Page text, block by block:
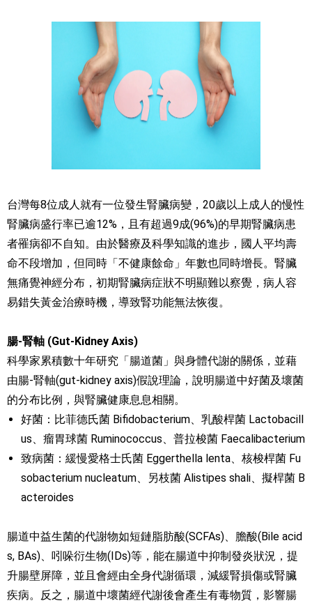
台灣每8位成人就有一位發生腎臟病變，20歲以上成人的慢性
腎臟病盛行率已逾12%，且有超過9成(96%)的早期腎臟病患
者罹病卻不自知。由於醫療及科學知識的進步，國人平均壽
命不段增加，但同時「不健康餘命」年數也同時增長。腎臟
無痛覺神經分布，初期腎臟病症狀不明顯難以察覺，病人容
易錯失黃金治療時機，導致腎功能無法恢復。
腸-腎軸 (Gut-Kidney Axis)
科學家累積數十年研究「腸道菌」與身體代謝的關係，並藉
由腸-腎軸(gut-kidney axis)假說理論，說明腸道中好菌及壞菌
的分布比例，與腎臟健康息息相關。
好菌：比菲德氏菌 Bifidobacterium、乳酸桿菌 Lactobacill
us、瘤胃球菌 Ruminococcus、普拉梭菌 Faecalibacterium
致病菌：緩慢愛格士氏菌 Eggerthella lenta、核梭桿菌 Fu
sobacterium nucleatum、另枝菌 Alistipes shali、擬桿菌 B
acteroides
腸道中益生菌的代謝物如短鏈脂肪酸(SCFAs)、膽酸(Bile acid
s, BAs)、吲哚衍生物(IDs)等，能在腸道中抑制發炎狀況，提
升腸壁屏障，並且會經由全身代謝循環，減緩腎損傷或腎臟
疾病。反之，腸道中壞菌經代謝後會產生有毒物質，影響腸